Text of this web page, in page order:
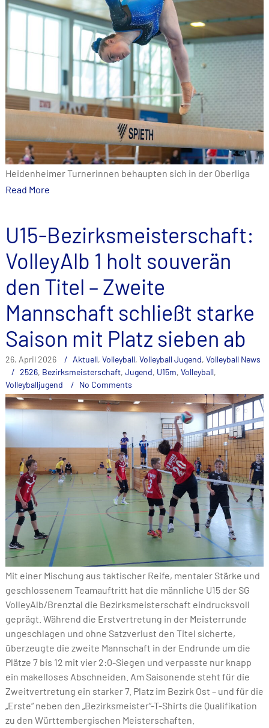
Heidenheimer Turnerinnen behaupten sich in der Oberliga
Read More
U15-Bezirksmeisterschaft:
VolleyAlb 1 holt souverän
den Titel – Zweite
Mannschaft schließt starke
Saison mit Platz sieben ab
26. April 2026 Aktuell, Volleyball, Volleyball Jugend, Volleyball News
2526, Bezirksmeisterschaft, Jugend, U15m, Volleyball,
Volleyballjugend
No Comments
Mit einer Mischung aus taktischer Reife, mentaler Stärke und
geschlossenem Teamauftritt hat die männliche U15 der SG
VolleyAlb/Brenztal die Bezirksmeisterschaft eindrucksvoll
geprägt. Während die Erstvertretung in der Meisterrunde
ungeschlagen und ohne Satzverlust den Titel sicherte,
überzeugte die zweite Mannschaft in der Endrunde um die
Plätze 7 bis 12 mit vier 2:0-Siegen und verpasste nur knapp
ein makelloses Abschneiden. Am Saisonende steht für die
Zweitvertretung ein starker 7. Platz im Bezirk Ost – und für die
„Erste“ neben den „Bezirksmeister“-T-Shirts die Qualifikation
zu den Württembergischen Meisterschaften.